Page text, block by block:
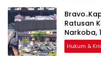
Ratusan
Narkoba,
Hukum &